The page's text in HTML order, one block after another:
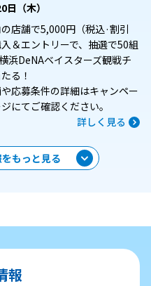
（木）
店舗で5,000円（税込·割引
＆エントリーで、抽選で50組
浜DeNAベイスターズ観戦チ
る！
応募条件の詳細はキャンペー
にてご確認ください。
詳しく見る
もっと見る
報